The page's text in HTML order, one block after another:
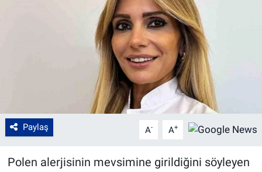
Paylaş A- A+
Polen alerjisinin mevsimine girildiğini söyleyen